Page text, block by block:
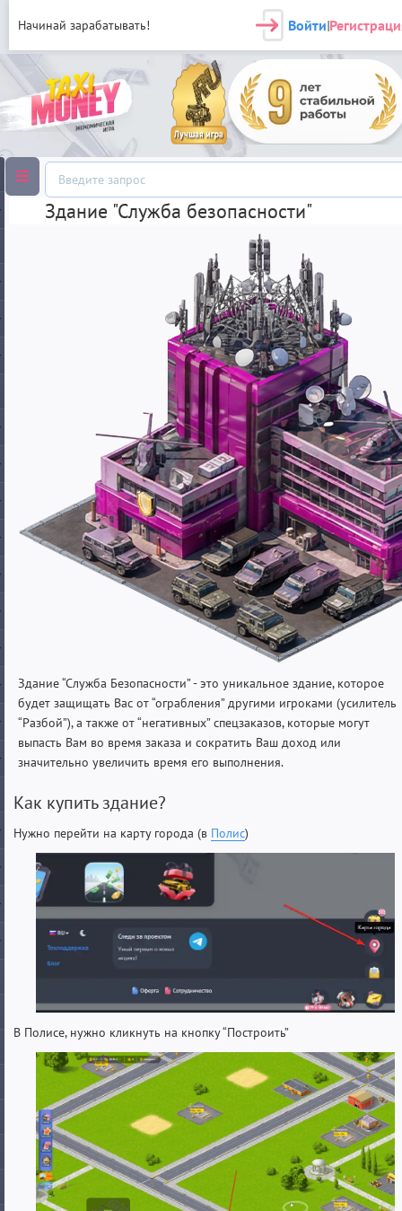
Начинай зарабатывать! Войти|
Здание "Служба безопасности"
Здание “Служба Безопасности” - это уникальное здание, которое
будет защищать Вас от “ограбления” другими игроками (усилитель
“Разбой”), а также от “негативных” спецзаказов, которые могут
выпасть Вам во время заказа и сократить Ваш доход или
значительно увеличить время его выполнения.
Как купить здание?
Нужно перейти на карту города (в Полис)
В Полисе, нужно кликнуть на кнопку “Построить”